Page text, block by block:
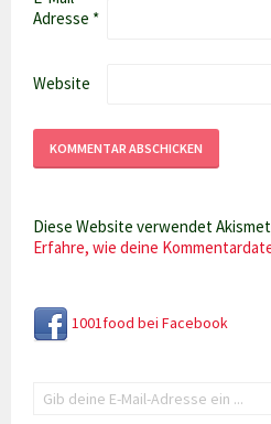
Adresse *
Website
Diese Website verwendet
Erfahre, wie deine
1001food bei Facebook